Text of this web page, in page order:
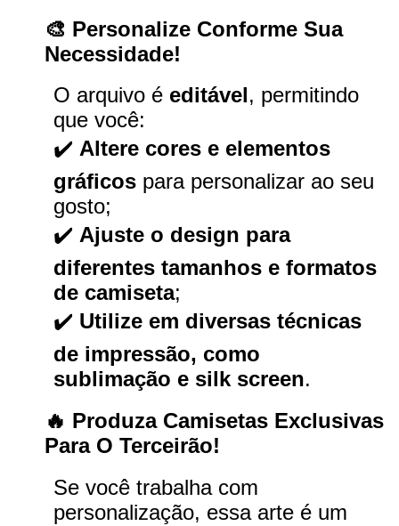
🎨 Personalize Conforme Sua
Necessidade!
O arquivo é editável, permitindo
que você:
✔️ Altere cores e elementos
gráficos para personalizar ao seu
gosto;
✔️ Ajuste o design para
diferentes tamanhos e formatos
de camiseta;
✔️ Utilize em diversas técnicas
de impressão, como
sublimação e silk screen.
🔥 Produza Camisetas Exclusivas
Para O Terceirão!
Se você trabalha com
personalização, essa arte é um